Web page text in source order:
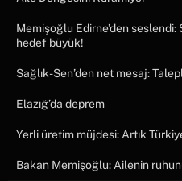
Memişoğlu Edirne’den
hedef büyük!
Sağlık-Sen’den net mesaj:
Elazığ’da deprem
Yerli üretim müjdesi: Artık
Bakan Memişoğlu: Ailenin